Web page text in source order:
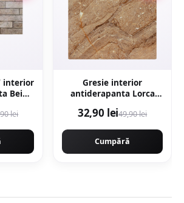
interior
Beige
tip piatra
lei
Gresie interior
antiderapanta Lorca
mata tip marmura
32,90 lei49,90 lei
Cumpără